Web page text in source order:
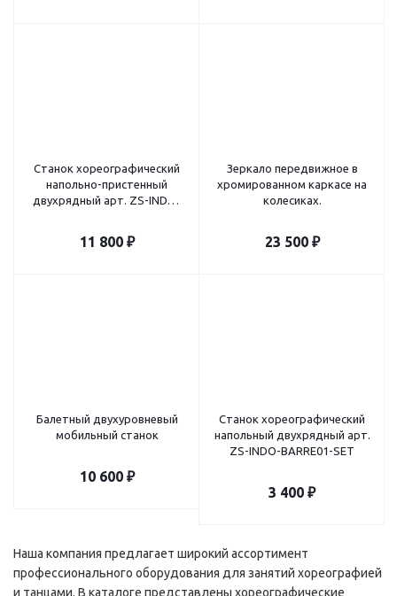
Станок хореографический
напольно-пристенный
двухрядный арт. ZS-INDO-
11 800₽
Зеркало передвижное в
хромированном каркасе на
колесиках.
23 500₽
Балетный двухуровневый
мобильный станок
10 600₽
Станок хореографический
напольный двухрядный арт.
ZS-INDO-BARRE01-SET
3 400 ₽
Наша компания предлагает широкий ассортимент
профессионального оборудования для занятий хореографией
и танцами. В каталоге представлены хореографические